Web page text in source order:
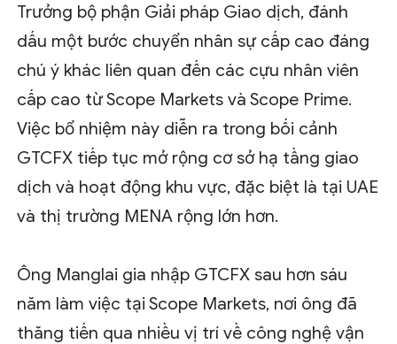
Trưởng bộ phận Giải pháp Giao dịch, đánh
dấu một bước chuyển nhân sự cấp cao đáng
chú ý khác liên quan đến các cựu nhân viên
cấp cao từ Scope Markets và Scope Prime.
Việc bổ nhiệm này diễn ra trong bối cảnh
GTCFX tiếp tục mở rộng cơ sở hạ tầng giao
dịch và hoạt động khu vực, đặc biệt là tại UAE
và thị trường MENA rộng lớn hơn.
Ông Manglai gia nhập GTCFX sau hơn sáu
năm làm việc tại Scope Markets, nơi ông đã
thăng tiến qua nhiều vị trí về công nghệ vận